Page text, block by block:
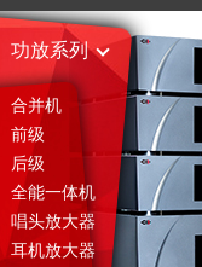
功放系列
合并机
前级
后级
全能一体机
唱头放大器
耳机放大器